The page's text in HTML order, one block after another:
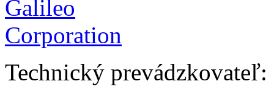
Technický prevádzkovateľ: